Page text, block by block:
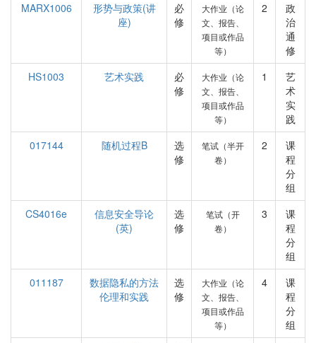
MARX1006
形势与政策(讲
座)
必
修
大作业（论
文、报告、
项目或作品
等）
2
政
治
通
修
HS1003
艺术实践
必
修
大作业（论
文、报告、
项目或作品
等）
1
艺
术
实
践
017144
随机过程B
选
修
笔试（半开
卷）
2
课
程
分
组
CS4016e
信息安全导论
(英)
选
修
笔试（开
卷）
3
课
程
分
组
011187
数据隐私的方法
伦理和实践
选
修
大作业（论
文、报告、
项目或作品
等）
4
课
程
分
组